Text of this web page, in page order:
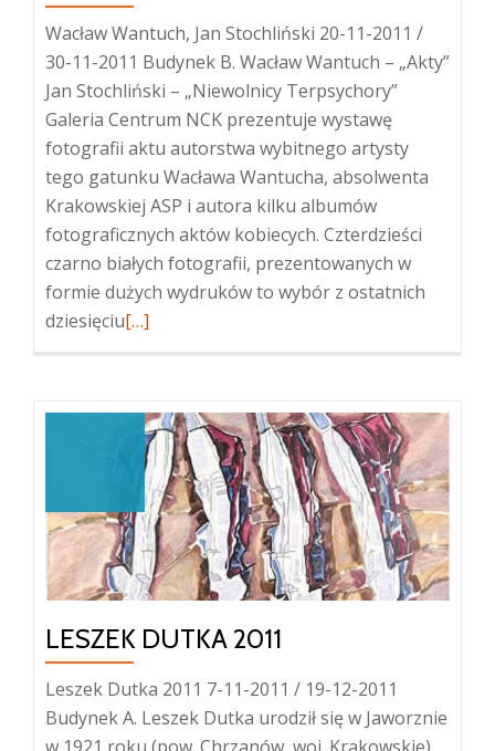
Wacław Wantuch, Jan Stochliński 20-11-2011 /
30-11-2011 Budynek B. Wacław Wantuch – „Akty”
Jan Stochliński – „Niewolnicy Terpsychory”
Galeria Centrum NCK prezentuje wystawę
fotografii aktu autorstwa wybitnego artysty
tego gatunku Wacława Wantucha, absolwenta
Krakowskiej ASP i autora kilku albumów
fotograficznych aktów kobiecych. Czterdzieści
czarno białych fotografii, prezentowanych w
formie dużych wydruków to wybór z ostatnich
dziesięciuWięcej
Stochliński
[…]
LESZEK DUTKA 2011
Leszek Dutka 2011 7-11-2011 / 19-12-2011
Budynek A. Leszek Dutka urodził się w Jaworznie